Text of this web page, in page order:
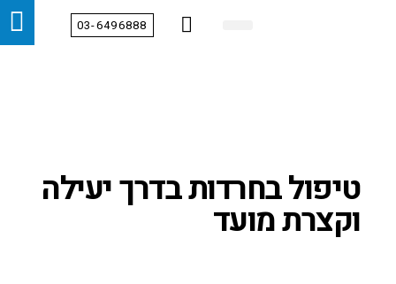
03-6496888
טיפול בחרדות בדרך יעילה
וקצרת מועד